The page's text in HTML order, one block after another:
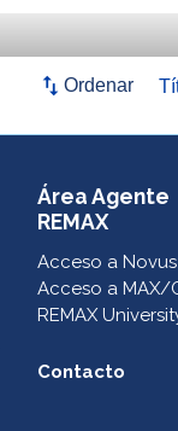
swap_vert Ordenar
Área Agente
REMAX
Acceso a Novus
Acceso a MAX/
REMAX
Contacto